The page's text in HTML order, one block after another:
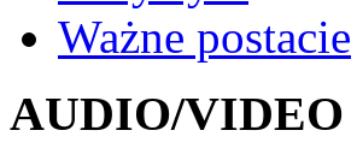
Ważne postacie
AUDIO/VIDEO